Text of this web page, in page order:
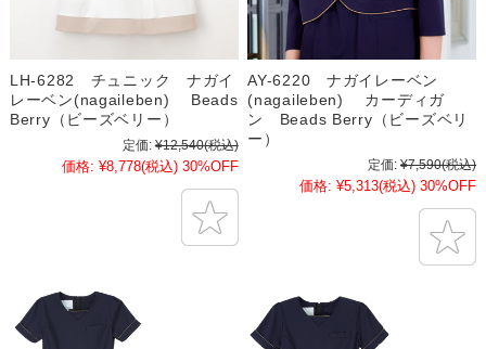
LH-6282 チュニック ナガイ
レーベン(nagaileben) Beads
Berry（ビーズベリー）
定価: ¥12,540(税込)
価格: ¥8,778(税込) 30%OFF
AY-6220 ナガイレーベン
(nagaileben) カーディガ
ン Beads Berry（ビーズベリ
ー）
定価: ¥7,590(税込)
価格: ¥5,313(税込) 30%OFF